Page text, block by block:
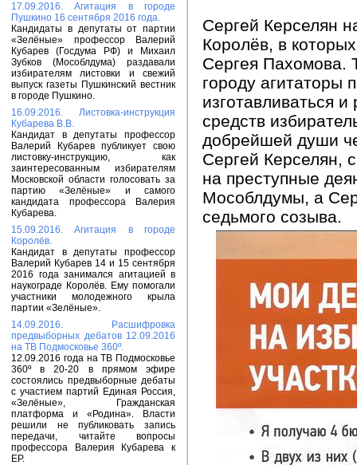
17.09.2016. Агитация в городе
Пушкино 16 сентября 2016 года.
Кандидаты в депутаты от партии
«Зелёные» профессор Валерий
Кубарев (Госдума РФ) и Михаил
Зубков (Мособлдума) раздавали
избирателям листовки и свежий
выпуск газеты Пушкинский вестник
в городе Пушкино.
16.09.2016. Листовка-инструкция
Кубарева В.В.
Кандидат в депутаты профессор
Валерий Кубарев публикует свою
листовку-инструкцию, как
заинтересованным избирателям
Московской области голосовать за
партию «Зелёные» и самого
кандидата профессора Валерия
Кубарева.
15.09.2016. Агитация в городе
Королёв.
Кандидат в депутаты профессор
Валерий Кубарев 14 и 15 сентября
2016 года занимался агитацией в
наукограде Королёв. Ему помогали
участники молодежного крыла
партии «Зелёные».
14.09.2016. Расшифровка
предвыборных дебатов 12.09.2016
на ТВ Подмосковье 360º.
12.09.2016 года на ТВ Подмосковье
360º в 20-20 в прямом эфире
состоялись предвыборные дебаты
с участием партий Единая Россия,
«Зелёные», Гражданская
платформа и «Родина». Власти
решили не публиковать запись
передачи, читайте вопросы
профессора Валерия Кубарева к
ЕР.
Сергей Керселян
Королёв, в
Сергея Пахомова.
городу агитаторы
изготавливаться
средств
добрейшей души
Сергей Керселян,
на преступные
Мособлдумы, а
седьмого созыва.